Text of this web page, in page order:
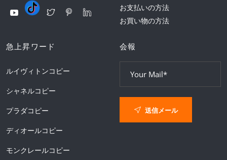
お支払いの方法
お買い物の方法
急上昇ワード
ルイヴィトンコピー
シャネルコピー
プラダコピー
ディオールコピー
モンクレールコピー
会報
送信メール